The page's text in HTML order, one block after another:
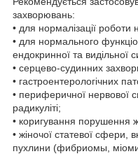
захворювань:
• для нормалізації роботи
• для нормального
ендокринної та видільної
• серцево-судинних
• гастроентерологічних
• периферичної нервової
радикуліті;
• коригування порушення
• жіночої статевої
пухлини (фибриомы, міоми